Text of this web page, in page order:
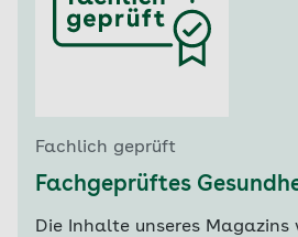
Fachlich geprüft
Fachgeprüftes
Die Inhalte unseres Magazins